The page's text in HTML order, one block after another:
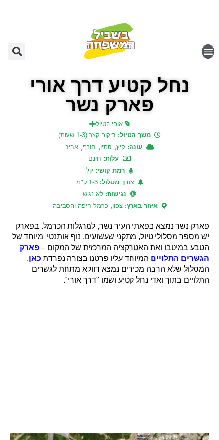
נחל קטיע דרך אורי
פארק נשר
אופי הטיול
משך הטיול: ביקור קצר (1-3 שעות)
עונה: קיץ, סתיו, חורף, אביב
עלות: חינם
רמת קושי: קל
אורך מסלול:1-3 ק"מ
נגישות: לא נגיש
איזור בארץ:צפון, כרמל חיפה והסביבה
פארק נשר נמצא בפאתי העיר נשר, למרגלות הכרמל. בפארק
יש מספר מסלולי טיול, מתקני שעשועים, נוף אותנטי ומיוחד של
הטבע במיטבו ואת האטרקציה המרכזית של המקום – פארק
הגשרים התלויים המיוחד עליו פרטנו בצורה נפרדת כאן.
המסלול שלא הרבה מכירים נמצא דווקא מתחת לגשרים
התלויים בתוך ואדי נחל קטיע ושמו "דרך אורי".